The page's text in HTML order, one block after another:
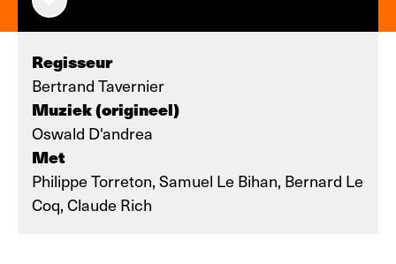
Regisseur
Bertrand Tavernier
Muziek (origineel)
Oswald D'andrea
Met
Philippe Torreton, Samuel Le Bihan, Bernard Le
Coq, Claude Rich